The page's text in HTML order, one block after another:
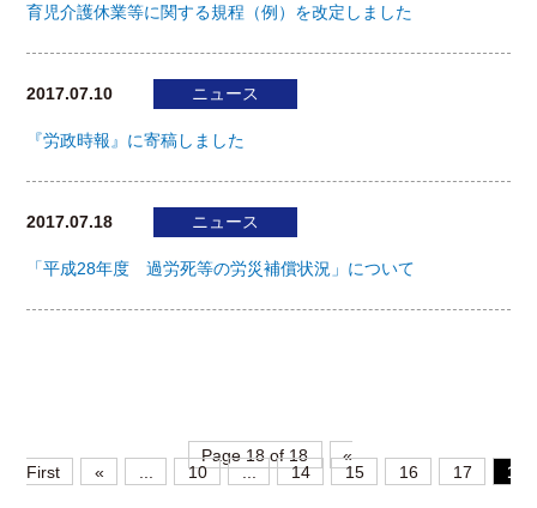
育児介護休業等に関する規程（例）を改定しました
2017.07.10 ニュース
『労政時報』に寄稿しました
2017.07.18 ニュース
「平成28年度 過労死等の労災補償状況」について
Page 18 of 18
«
First
« 10 ... 14 15 16 17 18